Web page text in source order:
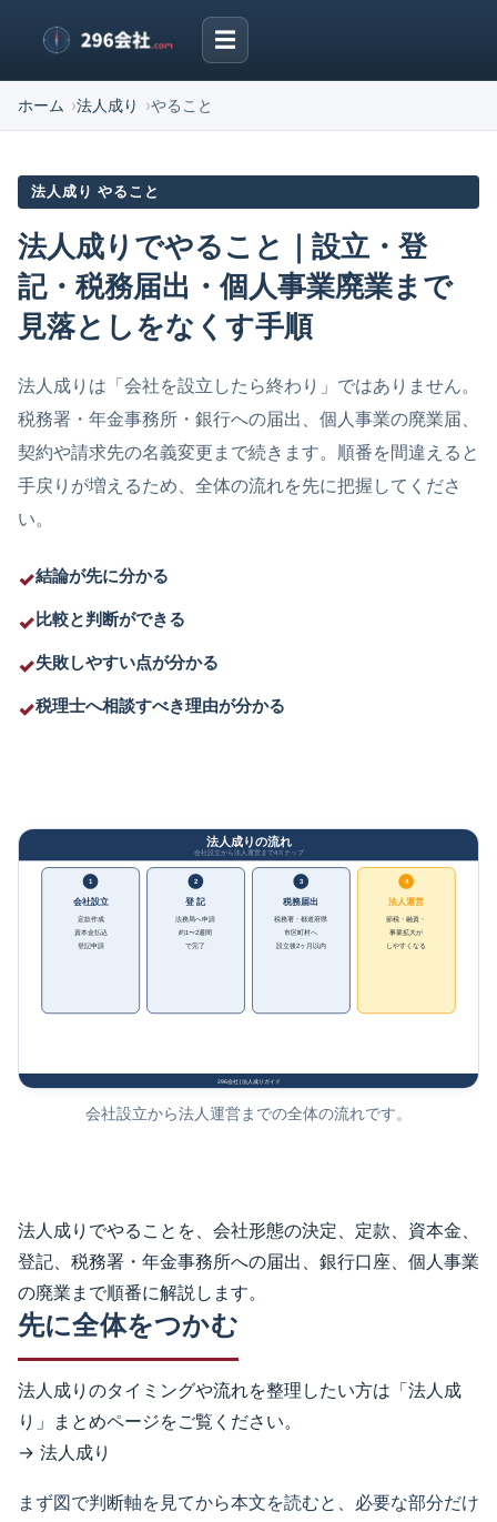
☰
ホーム 法人成り やること
法人成り やること
法人成りでやること｜設立・登
記・税務届出・個人事業廃業まで
見落としをなくす手順
法人成りは「会社を設立したら終わり」ではありません。
税務署・年金事務所・銀行への届出、個人事業の廃業届、
契約や請求先の名義変更まで続きます。順番を間違えると
手戻りが増えるため、全体の流れを先に把握してくださ
い。
結論が先に分かる
比較と判断ができる
失敗しやすい点が分かる
税理士へ相談すべき理由が分かる
会社設立から法人運営までの全体の流れです。
法人成りでやることを、会社形態の決定、定款、資本金、
登記、税務署・年金事務所への届出、銀行口座、個人事業
の廃業まで順番に解説します。
先に全体をつかむ
法人成りのタイミングや流れを整理したい方は「法人成
り」まとめページをご覧ください。
→ 法人成り
まず図で判断軸を見てから本文を読むと、必要な部分だけ